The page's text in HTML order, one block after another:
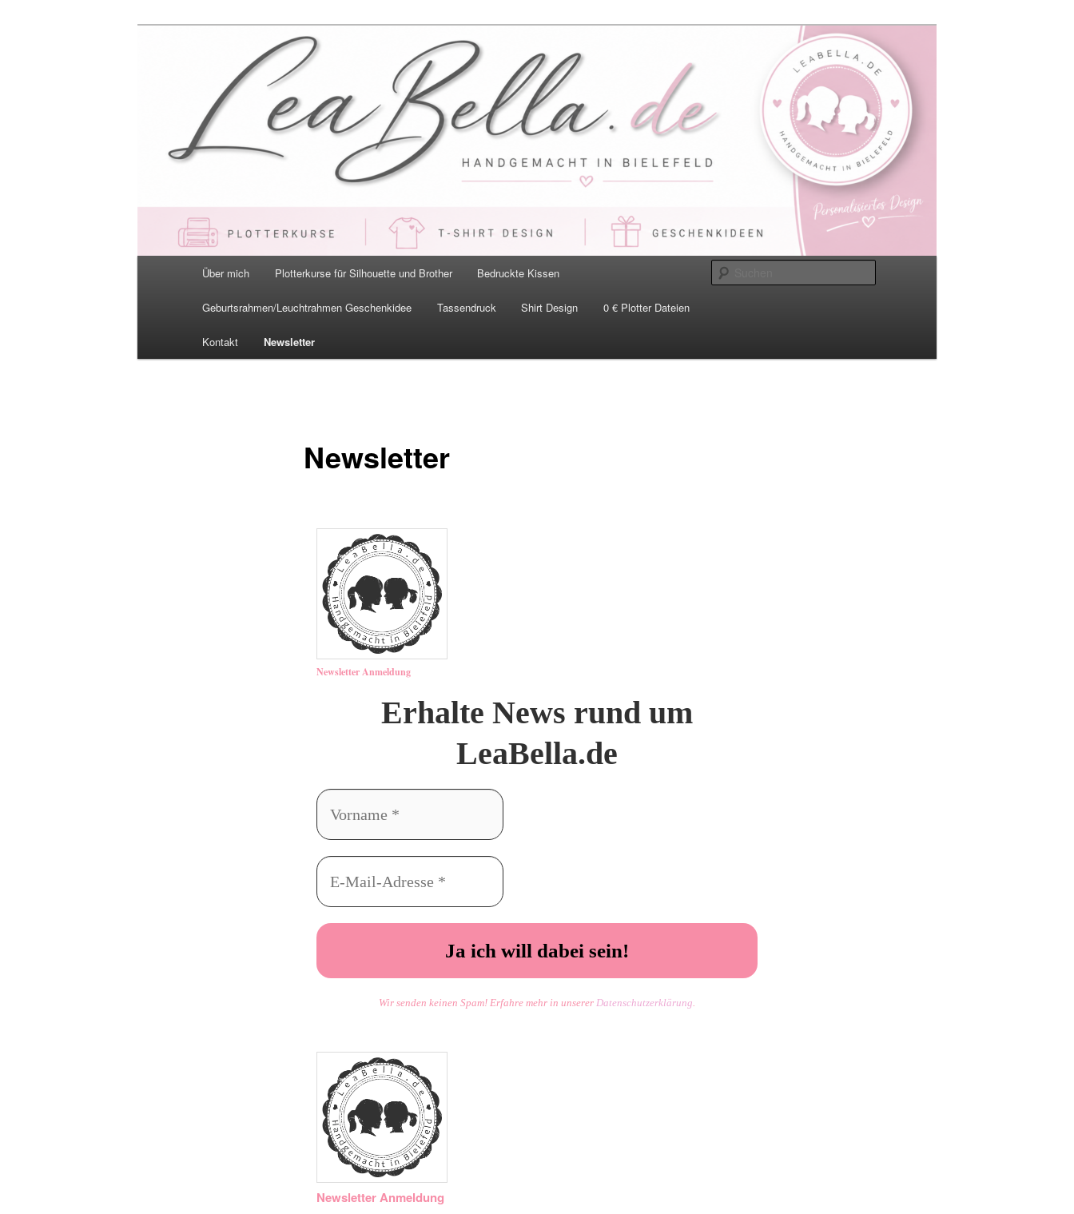
LeaBella.de – Handgemacht in Bielefeld
Über mich Plotterkurse für Silhouette und Brother Bedruckte Kissen
Geburtsrahmen/Leuchtrahmen Geschenkidee Tassendruck Shirt Design 0 € Plotter Dateien
Kontakt Newsletter
Newsletter
Newsletter Anmeldung
Erhalte News rund um
LeaBella.de
Wir senden keinen Spam! Erfahre mehr in unserer Datenschutzerklärung.
Newsletter Anmeldung